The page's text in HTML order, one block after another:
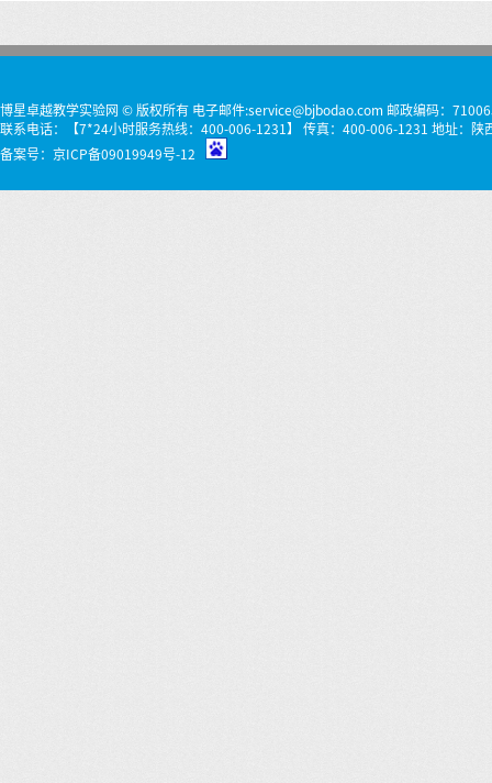
博星卓越教学实验网 © 版权所有 电子邮件:service@bjbodao.com 邮政编码：
联系电话：【7*24小时服务热线：400-006-1231】 传真：400-006-1231 地址：陕
备案号： 京ICP备09019949号-12